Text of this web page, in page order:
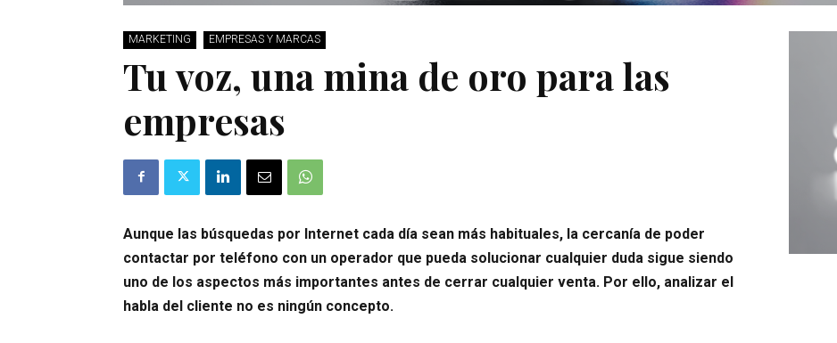
MARKETING EMPRESAS Y MARCAS
Tu voz, una mina de oro para las
empresas
Aunque las búsquedas por Internet cada día sean más habituales, la cercanía de poder
contactar por teléfono con un operador que pueda solucionar cualquier duda sigue siendo
uno de los aspectos más importantes antes de cerrar cualquier venta. Por ello, analizar el
habla del cliente no es ningún concepto.